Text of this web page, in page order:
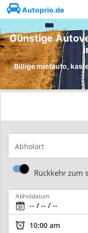
Autoprio.de
Günstige
Billige mietauto,
Abholort
Rückkehr zum
Abholdatum